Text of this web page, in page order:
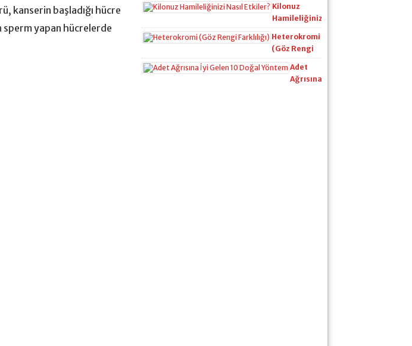
kanserin başladığı hücre
sperm yapan hücrelerde
Kilonuz
Hamileliğinizi
Nasıl Etkiler?
Heterokromi
(Göz Rengi
Farklılığı)
Adet
Ağrısına